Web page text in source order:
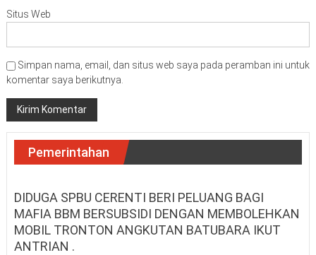
Situs Web
Simpan nama, email, dan situs web saya pada peramban ini untuk
komentar saya berikutnya.
Pemerintahan
DIDUGA SPBU CERENTI BERI PELUANG BAGI
MAFIA BBM BERSUBSIDI DENGAN MEMBOLEHKAN
MOBIL TRONTON ANGKUTAN BATUBARA IKUT
ANTRIAN .